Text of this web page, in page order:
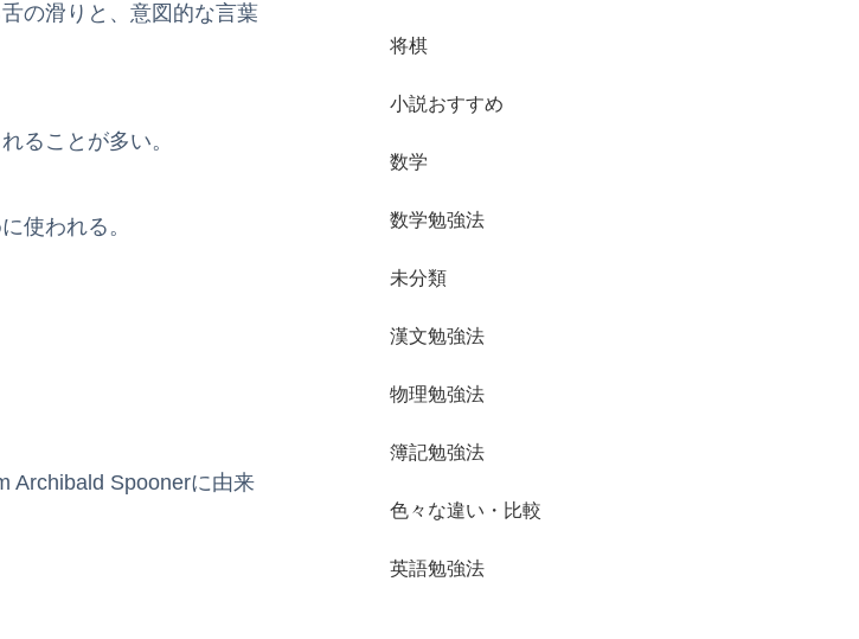
の滑りと、意図的な言葉
ることが多い。
使われる。
Archibald Spoonerに由来
将棋
小説おすすめ
数学
数学勉強法
未分類
漢文勉強法
物理勉強法
簿記勉強法
色々な違い・比較
英語勉強法